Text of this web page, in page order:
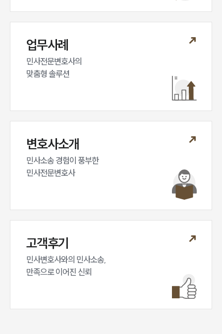
업무사례
민사전문변호사의
맞춤형 솔루션
변호사소개
민사소송 경험이 풍부한
민사전문변호사
고객후기
민사변호사와의 민사소송,
만족으로 이어진 신뢰